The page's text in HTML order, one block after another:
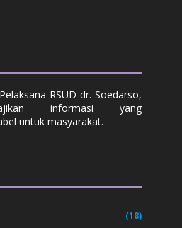
RSUD dr. Soedarso,
informasi yang
untuk masyarakat.
(18)